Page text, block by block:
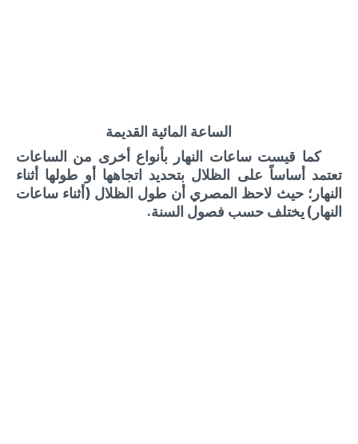
الساعة المائية القديمة
كما قيست ساعات النهار بأنواع أخرى من الساعات
تعتمد أساساً على الظلال بتحديد اتجاهها أو طولها أثناء
النهار؛ حيث لاحظ المصري أن طول الظلال (أثناء ساعات
النهار) يختلف حسب فصول السنة.